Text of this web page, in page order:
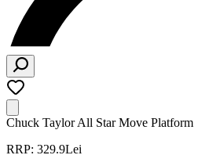
Chuck Taylor All Star Move Platform
RRP: 329.9Lei